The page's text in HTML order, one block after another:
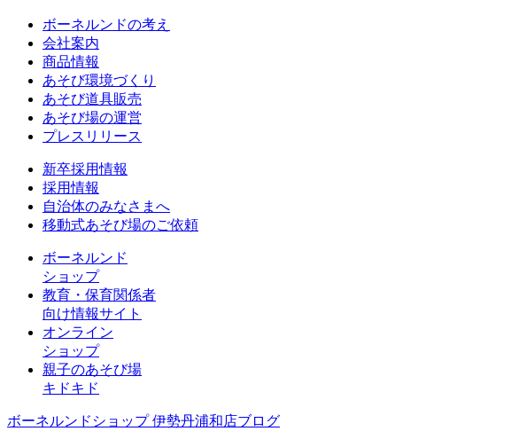
ボーネルンドの考え
会社案内
商品情報
あそび環境づくり
あそび道具販売
あそび場の運営
プレスリリース
新卒採用情報
採用情報
自治体のみなさまへ
移動式あそび場のご依頼
ボーネルンド
ショップ
教育・保育関係者
向け情報サイト
オンライン
ショップ
親子のあそび場
キドキド
ボーネルンドショップ 伊勢丹浦和店ブログ